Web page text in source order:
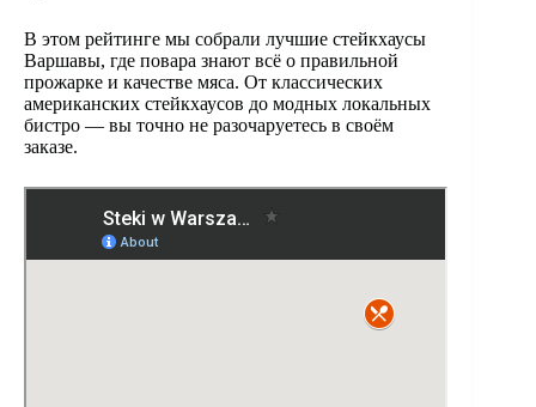
В этом рейтинге мы собрали лучшие стейкхаусы
Варшавы, где повара знают всё о правильной
прожарке и качестве мяса. От классических
американских стейкхаусов до модных локальных
бистро — вы точно не разочаруетесь в своём
заказе.